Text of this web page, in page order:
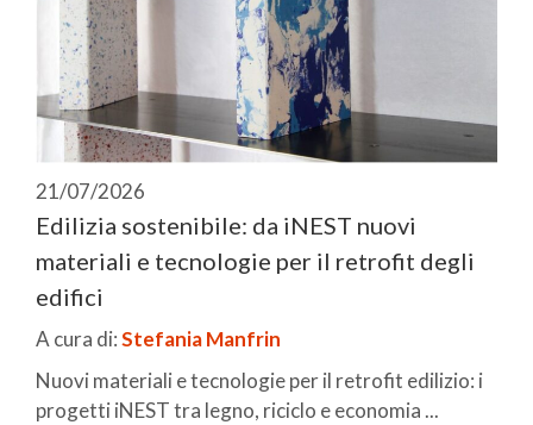
21/07/2026
Edilizia sostenibile: da iNEST nuovi
materiali e tecnologie per il retrofit degli
edifici
A cura di:Stefania Manfrin
Nuovi materiali e tecnologie per il retrofit edilizio: i
progetti iNEST tra legno, riciclo e economia ...